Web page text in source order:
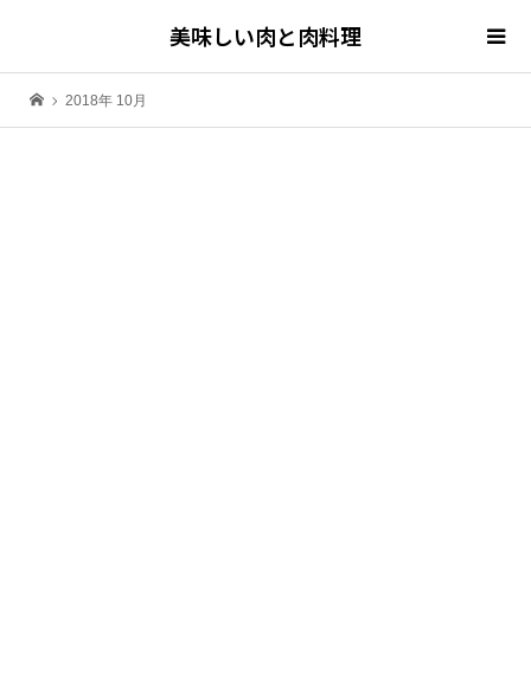
美味しい肉と肉料理
2018年 10月